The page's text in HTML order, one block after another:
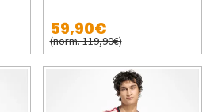
59,90€
(norm. 119,90€)